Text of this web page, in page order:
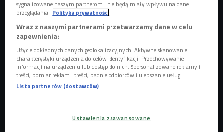
Photo Agency/Shutterstock.com
sygnalizowane naszym partnerom i nie będą miały wpływu na dane
przeglądania. Polityka prywatności
Wraz z naszymi partnerami przetwarzamy dane w celu
zapewnienia:
Użycie dokładnych danych geolokalizacyjnych. Aktywne skanowanie
charakterystyki urządzenia do celów identyfikacji. Przechowywanie
informacji na urządzeniu lub dostęp do nich. Spersonalizowane reklamy i
treści, pomiar reklam i treści, badnie odbiorców i ulepszanie usług.
Lista partnerów (dostawców)
Ustawienia zaawansowane